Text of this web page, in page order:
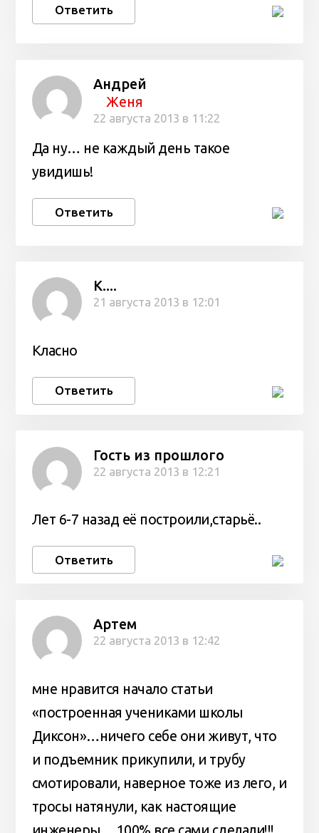
Ответить
Андрей
Женя
22 августа 2013 в 11:22
Да ну… не каждый день такое
увидишь!
Ответить
К....
21 августа 2013 в 12:01
Класно
Ответить
Гость из прошлого
22 августа 2013 в 12:21
Лет 6-7 назад её построили,старьё..
Ответить
Артем
22 августа 2013 в 12:42
мне нравится начало статьи
«построенная учениками школы
Диксон»…ничего себе они живут, что
и подъемник прикупили, и трубу
смотировали, наверное тоже из лего, и
тросы натянули, как настоящие
инженеры… 100% все сами сделали!!!